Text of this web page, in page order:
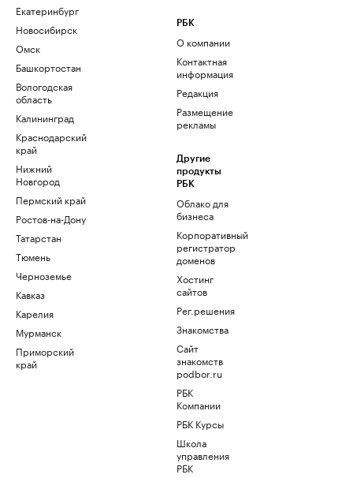
Екатеринбург
Новосибирск
Омск
Башкортостан
Вологодская
область
Калининград
Краснодарский
край
Нижний
Новгород
Пермский край
Ростов-на-Дону
Татарстан
Тюмень
Черноземье
Кавказ
Карелия
Мурманск
Приморский
край
РБК
О компании
Контактная
информация
Редакция
Размещение
рекламы
Другие
продукты
РБК
Облако для
бизнеса
Корпоративный
регистратор
доменов
Хостинг
сайтов
Рег.решения
Знакомства
Сайт
знакомств
podbor.ru
РБК
Компании
РБК Курсы
Школа
управления
РБК